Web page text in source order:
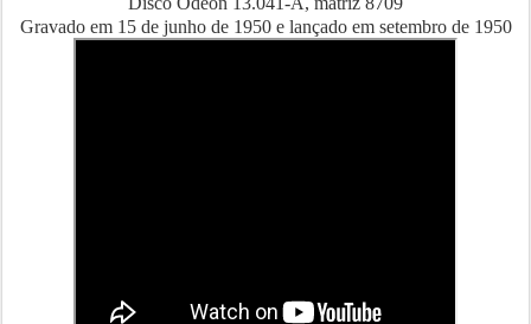
Gravado em 15 de junho de 1950 e lançado em setembro de 1950